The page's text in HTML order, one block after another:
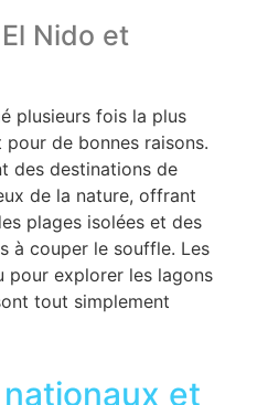
Nido et
plusieurs fois la plus
de bonnes raisons.
des destinations de
de la nature, offrant
plages isolées et des
à couper le souffle. Les
pour explorer les lagons
tout simplement
et